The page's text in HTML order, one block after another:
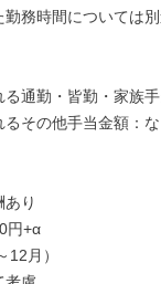
務時間については
通勤・皆勤・家族
その他手当金額：な
り
円+α
12月）